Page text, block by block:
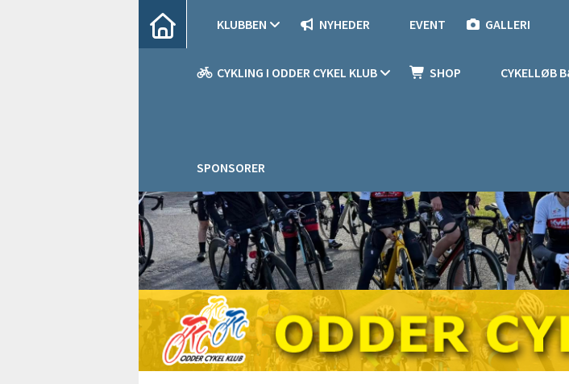
KLUBBEN NYHEDER EVENT GALLERI
CYKLING I ODDER CYKEL KLUB SHOP CYKELLØB
SPONSORER